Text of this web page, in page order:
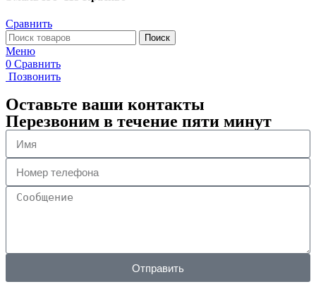
Сравнить
Поиск
Меню
0 Сравнить
Позвонить
Оставьте ваши контакты
Перезвоним в течение пяти минут
Отправить